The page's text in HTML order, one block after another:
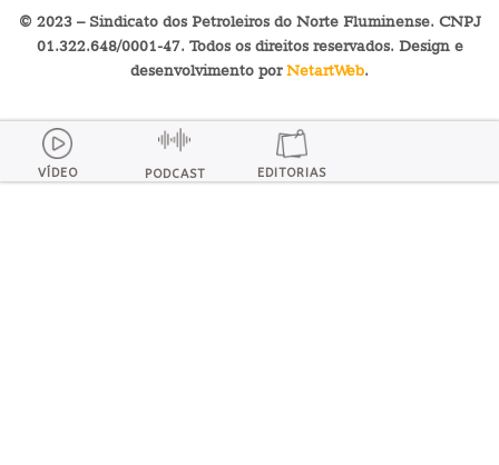
© 2023 – Sindicato dos Petroleiros do Norte Fluminense. CNPJ
01.322.648/0001-47. Todos os direitos reservados. Design e
desenvolvimento porNetartWeb.
VÍDEO PODCAST EDITORIAS